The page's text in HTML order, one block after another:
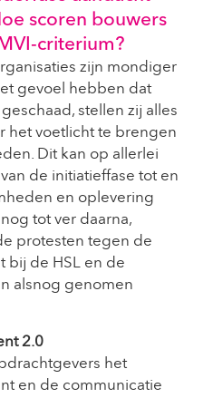
scoren bouwers
criterium?
zijn mondiger
gevoel hebben dat
stellen zij alles
het voetlicht te brengen
Dit kan op allerlei
de initiatieffase tot en
en oplevering
tot ver daarna,
protesten tegen de
bij de HSL en de
alsnog genomen
2.0
het
en de communicatie